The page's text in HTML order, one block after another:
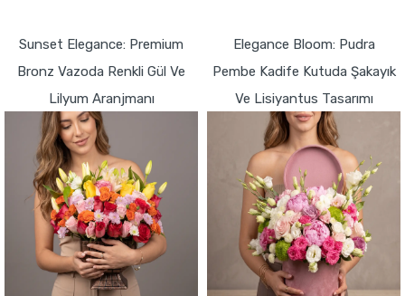
Sunset Elegance: Premium
Bronz Vazoda Renkli Gül Ve
Lilyum Aranjmanı
Elegance Bloom: Pudra
Pembe Kadife Kutuda Şakayık
Ve Lisiyantus Tasarımı